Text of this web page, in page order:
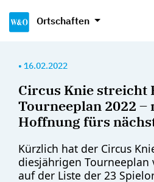
Ortschaften
• 16.02.2022
Circus Knie streicht
Tourneeplan 2022 –
Hoffnung fürs
Kürzlich hat der Circus
diesjährigen
auf der Liste der 23